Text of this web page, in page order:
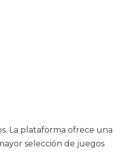
La plataforma ofrece una
selección de juegos